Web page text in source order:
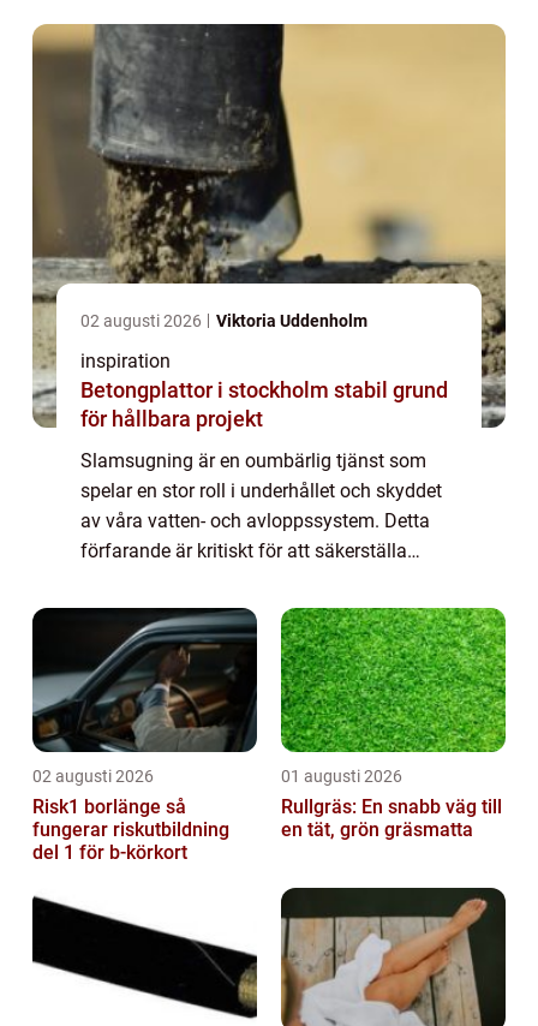
02 augusti 2026 Viktoria Uddenholm
inspiration
Betongplattor i stockholm stabil grund
för hållbara projekt
Slamsugning är en oumbärlig tjänst som
spelar en stor roll i underhållet och skyddet
av våra vatten- och avloppssystem. Detta
förfarande är kritiskt för att säkerställa
02 augusti 2026
Risk1 borlänge så
fungerar riskutbildning
del 1 för b-körkort
01 augusti 2026
Rullgräs: En snabb väg till
en tät, grön gräsmatta